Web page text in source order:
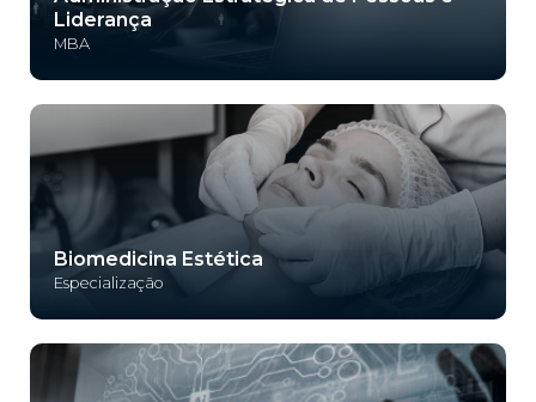
Liderança
MBA
Biomedicina Estética
Especialização